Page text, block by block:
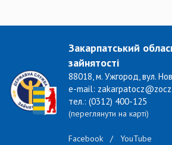
Закарпатський
зайнятості
88018, м. Ужгород, вул.
e-mail:
тел.: (0312) 400-125
(переглянути на карті)
Facebook / YouTube